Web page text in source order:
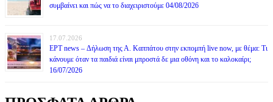
συμβαίνει και πώς να το διαχειριστούμε 04/08/2026
17.07.2026
ΕΡΤ news – Δήλωση της Α. Καππάτου στην εκπομπή live now, με θέμα: Τι
κάνουμε όταν τα παιδιά είναι μπροστά δε μια οθόνη και το καλοκαίρι;
16/07/2026